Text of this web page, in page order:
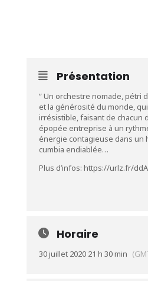
Présentation
“ Un orchestre nomade, pétri
et la générosité du monde,
irrésistible, faisant de chacun
épopée entreprise à un
énergie contagieuse dans un
cumbia endiablée…
Plus d’infos: https://urlz.fr/
Horaire
30 juillet 2020 21 h 30 min